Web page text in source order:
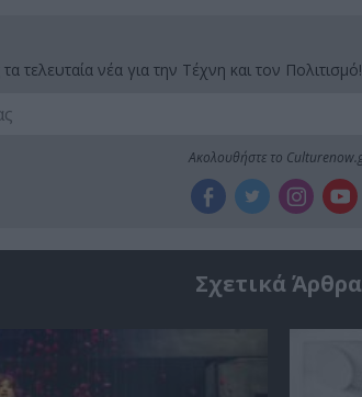
τελευταία νέα για την Τέχνη και τον Πολιτισμό!
Ακολουθήστε το
Σχετικά Άρθρα